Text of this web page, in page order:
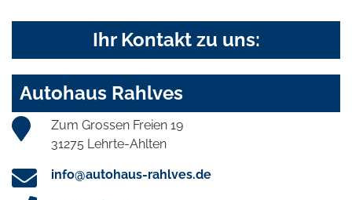
Ihr Kontakt zu uns:
Autohaus Rahlves
Zum Grossen Freien 19
31275 Lehrte-Ahlten
info@autohaus-rahlves.de